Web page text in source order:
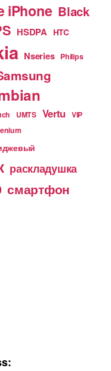
iPhone Black
HSDPA HTC
Nseries Philips
UMTS Vertu VIP
раскладушка
смартфон